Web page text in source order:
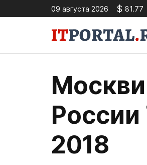
09 августа 2026 $ 81.77
2018